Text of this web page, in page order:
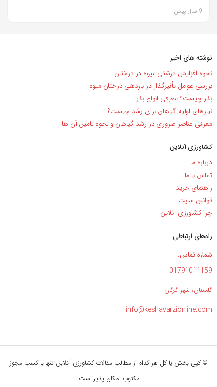
9 سال پیش
نوشته های اخیر
نحوه افزایش درشتی میوه در درختان
بررسی عوامل تأثیرگذار در باردهی درختان میوه
بذر چیست؟ معرفی انواع بذر
نیاز‌های اولیه گیاهان برای رشد چیست؟
معرفی عناصر ضروری در رشد گیاهان و نحوه تامین آن ها
کشاورزی آنلاین
درباره ما
تماس با ما
راهنمای خرید
قوانین سایت
چرا کشاورزی آنلاین
راه‌های ارتباطی
شماره تماس:
01791011159
گلستان، شهر گرگان
info@keshavarzionline.com
© کپی بخش یا کل هر کدام از مطالب مقالات کشاورزی آنلاین تنها با کسب مجوز
مکتوب امکان پذیر است.